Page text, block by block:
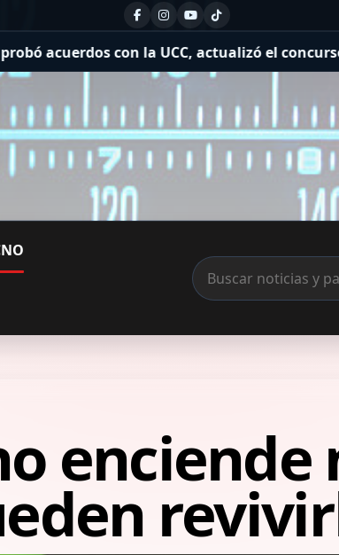
la UCC, actualizó el concurso “José Luis
enciende